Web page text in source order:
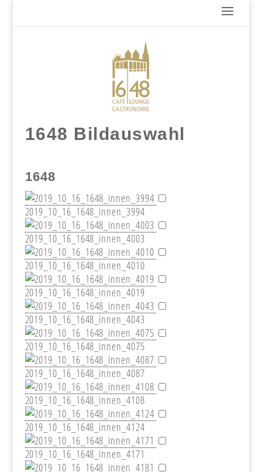
1648 Bildauswahl
1648
2019_10_16_1648_innen_3994
2019_10_16_1648_innen_4003
2019_10_16_1648_innen_4010
2019_10_16_1648_innen_4019
2019_10_16_1648_innen_4043
2019_10_16_1648_innen_4075
2019_10_16_1648_innen_4087
2019_10_16_1648_innen_4108
2019_10_16_1648_innen_4124
2019_10_16_1648_innen_4171